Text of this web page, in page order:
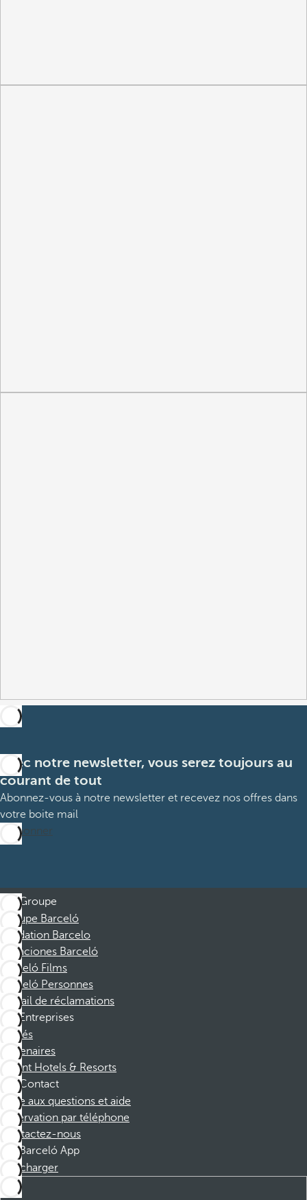
Avec notre newsletter, vous serez toujours au
courant de tout
Abonnez-vous à notre newsletter et recevez nos offres dans
votre boite mail
M’abonner
Groupe
Groupe Barceló
Fondation Barcelo
Vacaciones Barceló
Barceló Films
Barceló Personnes
Portail de réclamations
Entreprises
Affiliés
Partenaires
Dorint Hotels & Resorts
Contact
Foire aux questions et aide
Réservation par téléphone
Contactez-nous
Barceló App
Télécharger